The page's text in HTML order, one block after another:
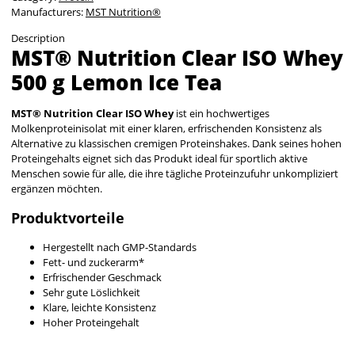
Manufacturers: MST Nutrition®
Description
MST® Nutrition Clear ISO Whey
500 g Lemon Ice Tea
MST® Nutrition Clear ISO Wheyist ein hochwertiges
Molkenproteinisolat mit einer klaren, erfrischenden Konsistenz als
Alternative zu klassischen cremigen Proteinshakes. Dank seines hohen
Proteingehalts eignet sich das Produkt ideal für sportlich aktive
Menschen sowie für alle, die ihre tägliche Proteinzufuhr unkompliziert
ergänzen möchten.
Produktvorteile
Hergestellt nach GMP-Standards
Fett- und zuckerarm*
Erfrischender Geschmack
Sehr gute Löslichkeit
Klare, leichte Konsistenz
Hoher Proteingehalt